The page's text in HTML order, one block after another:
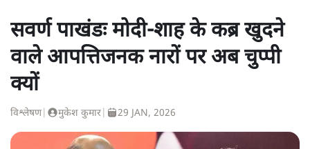
सवर्ण पाखंडः मोदी-शाह के कब्र खुदने
वाले आपत्तिजनक नारों पर अब चुप्पी
क्यों
विश्लेषण| मुकेश कुमार 29 JAN, 2026